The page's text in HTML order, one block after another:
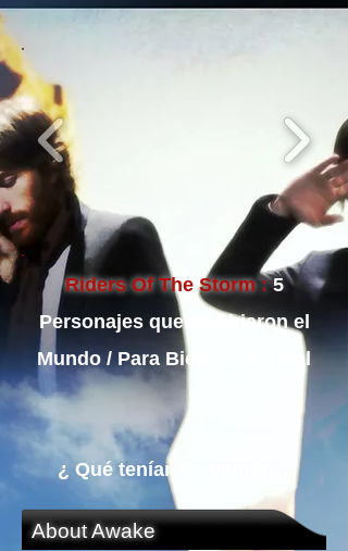
Riders Of The Storm :5
Personajes que cambiaron el
Mundo / Para Bien o Para Mal
¿ Qué tenían en común ?
About Awake